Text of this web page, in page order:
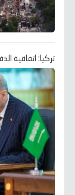
تركيا: اتفاقية